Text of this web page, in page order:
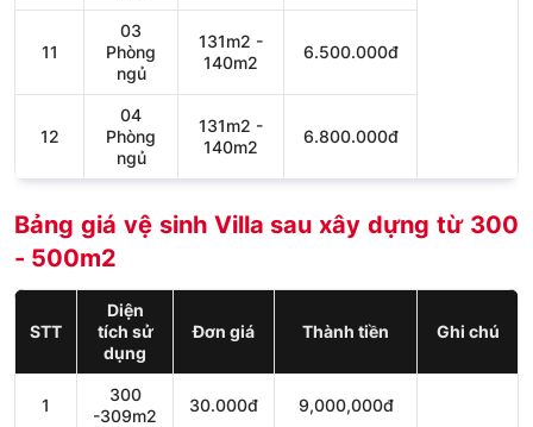
11
03
Phòng
ngủ
131m2 -
140m2
6.500.000đ
12
04
Phòng
ngủ
131m2 -
140m2
6.800.000đ
Bảng giá vệ sinh Villa sau xây dựng từ 300
- 500m2
STT
Diện
tích sử
dụng
Đơn giá Thành tiền Ghi chú
1
300
-309m2
30.000đ 9,000,000đ